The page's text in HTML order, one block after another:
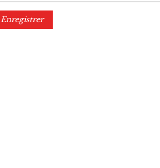
Enregistrer